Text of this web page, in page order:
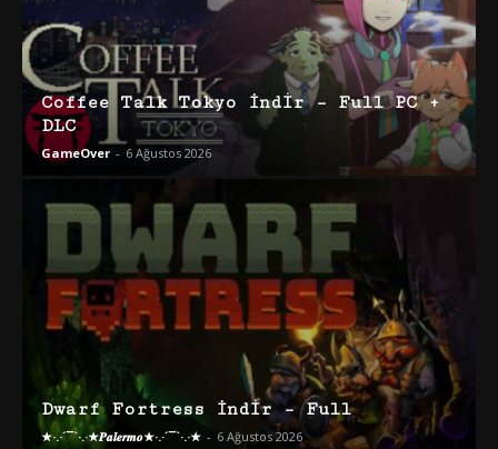
Coffee Talk Tokyo İndir – Full PC +
DLC
GameOver - 6 Ağustos 2026
Dwarf Fortress İndir – Full
★·.·´¯`·.·★𝑷𝒂𝒍𝒆𝒓𝒎𝒐★·.·´¯`·.·★ - 6 Ağustos 2026